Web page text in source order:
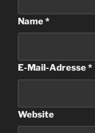
Name*
E-Mail-Adresse*
Website